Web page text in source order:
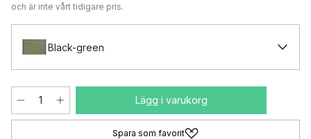
och är inte vårt tidigare pris.
Black-green
Lägg i varukorg
Spara som favorit